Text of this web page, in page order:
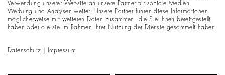
Verwendung unserer Website an unsere Partner für soziale Medien,
Werbung und Analysen weiter. Unsere Partner führen diese Informationen
möglicherweise mit weiteren Daten zusammen, die Sie ihnen bereitgestellt
haben oder die sie im Rahmen Ihrer Nutzung der Dienste gesammelt haben.
Datenschutz Impressum